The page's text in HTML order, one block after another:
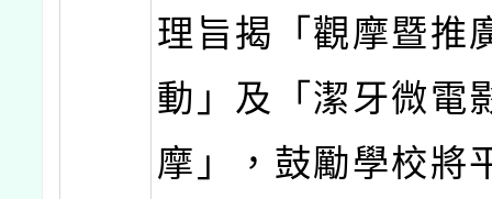
理旨揭「觀摩暨推
動」及「潔牙微電
摩」，鼓勵學校將